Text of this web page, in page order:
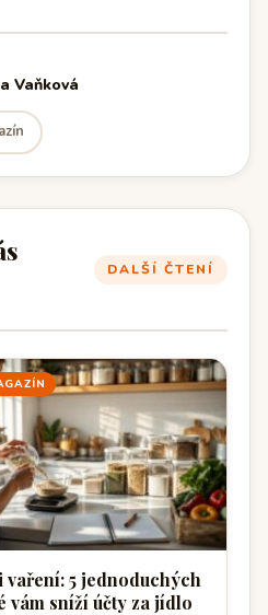
Vaňková
DALŠÍ ČTENÍ
vaření: 5 jednoduchých
vám sníží účty za jídlo